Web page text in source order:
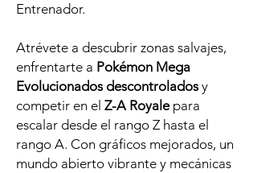
Entrenador.
Atrévete a descubrir zonas salvajes,
enfrentarte a Pokémon Mega
Evolucionados descontroladosy
competir en el Z-A Royalepara
escalar desde el rango Z hasta el
rango A. Con gráficos mejorados, un
mundo abierto vibrante y mecánicas